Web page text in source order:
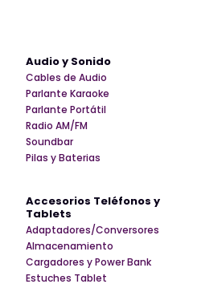
Audio y Sonido
Cables de Audio
Parlante Karaoke
Parlante Portátil
Radio AM/FM
Soundbar
Pilas y Baterias
Accesorios Teléfonos y
Tablets
Adaptadores/Conversores
Almacenamiento
Cargadores y Power Bank
Estuches Tablet